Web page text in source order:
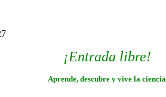
¡Entrada libre!
Aprende, descubre y vive la ciencia